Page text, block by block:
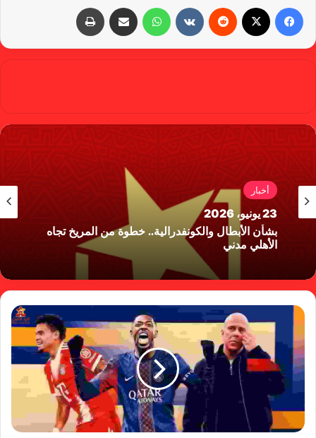
واتساب
أخبار
23 يونيو، 2026
بشأن الأبطال والكونفدرالية.. خطوة من المريخ تجاه
الأهلي مدني